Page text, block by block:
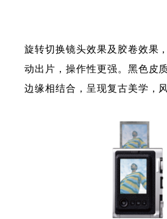
旋转切换镜头效果及胶卷效果
动出片，操作性更强。黑色皮
边缘相结合，呈现复古美学，